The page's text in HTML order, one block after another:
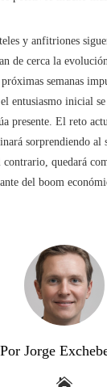
y anfitriones
de cerca la
semanas
entusiasmo inicial
presente. El reto
sorprendiendo al
quedará
del boom
Por Jorge